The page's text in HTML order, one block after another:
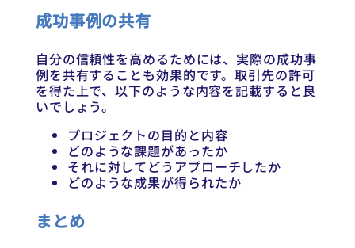
成功事例の共有
自分の信頼性を高めるためには、実際の成功事
例を共有することも効果的です。取引先の許可
を得た上で、以下のような内容を記載すると良
いでしょう。
プロジェクトの目的と内容
どのような課題があったか
それに対してどうアプローチしたか
どのような成果が得られたか
まとめ